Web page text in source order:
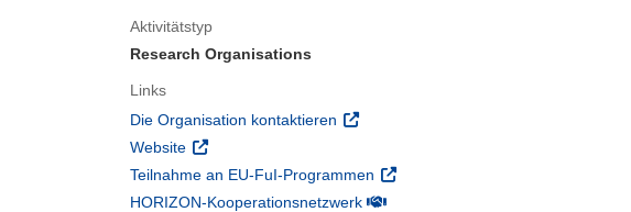
Aktivitätstyp
Research Organisations
Links
Die Organisation kontaktieren (öffnet in neuem Fenster)
Website (öffnet in neuem Fenster)
Teilnahme an EU-FuI-Programmen (öffnet in neuem Fenster)
HORIZON-Kooperationsnetzwerk(öffnet in neuem Fenster)